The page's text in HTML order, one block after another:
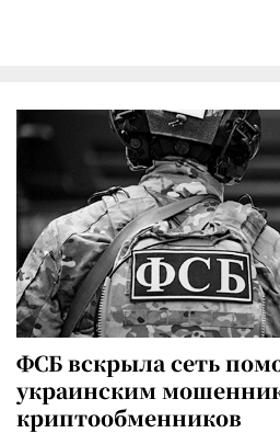
ФСБ вскрыла сеть
украинским
криптообменников